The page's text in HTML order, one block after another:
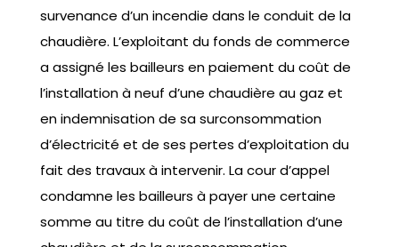
survenance d’un incendie dans le conduit de la
chaudière. L’exploitant du fonds de commerce
a assigné les bailleurs en paiement du coût de
l’installation à neuf d’une chaudière au gaz et
en indemnisation de sa surconsommation
d’électricité et de ses pertes d’exploitation du
fait des travaux à intervenir. La cour d’appel
condamne les bailleurs à payer une certaine
somme au titre du coût de l’installation d’une